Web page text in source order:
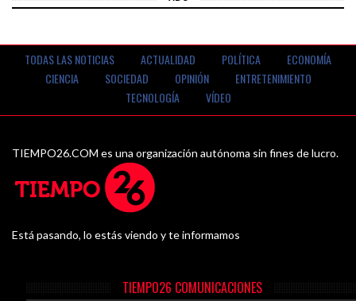
TODAS LAS NOTICIAS ACTUALIDAD POLÍTICA
ECONOMÍA
CIENCIA
SOCIEDAD OPINIÓN
ENTRETENIMIENTO
TECNOLOGÍA
VÍDEO
TIEMPO26.COM es una organización autónoma sin fines de lucro.
Está pasando, lo estás viendo y te informamos
TIEMPO26 COMUNICACIONES